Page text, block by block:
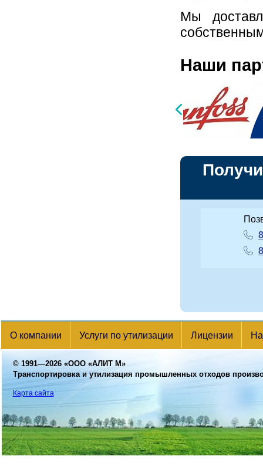
Мы
Наши
О компании Услуги по утилизации Лицензии
© 1991—2026 «ООО «АЛИТ М»
Транспортировка и утилизация промышленных отходов
Карта сайта